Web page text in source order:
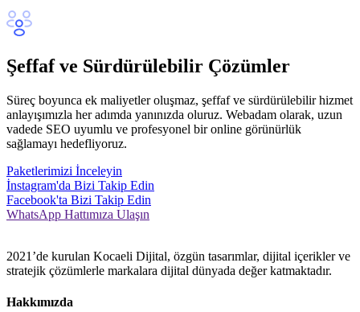
Şeffaf ve Sürdürülebilir Çözümler
Süreç boyunca ek maliyetler oluşmaz, şeffaf ve sürdürülebilir hizmet
anlayışımızla her adımda yanınızda oluruz. Webadam olarak, uzun
vadede SEO uyumlu ve profesyonel bir online görünürlük
sağlamayı hedefliyoruz.
Paketlerimizi İnceleyin
İnstagram'da Bizi Takip Edin
Facebook'ta Bizi Takip Edin
WhatsApp Hattımıza Ulaşın
2021’de kurulan Kocaeli Dijital, özgün tasarımlar, dijital içerikler ve
stratejik çözümlerle markalara dijital dünyada değer katmaktadır.
Hakkımızda